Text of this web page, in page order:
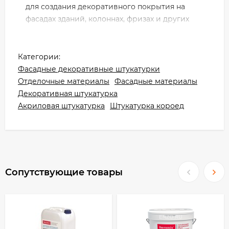
для создания декоративного покрытия на
фасадах зданий, колоннах, фризах и других
декоративного покрытия при устройстве
систем наружной теплоизоляции "мокрый
фасад".
Наносится на любые предварительно
СКРЫВАЕТ МЕЛКИЕ ДЕФЕКТЫ
ПОВЕРХНОСТИ
Категории:
Фасадные декоративные штукатурки
Отделочные материалы
Фасадные материалы
Декоративная штукатурка
Акриловая штукатурка
Штукатурка короед
Сопутствующие товары